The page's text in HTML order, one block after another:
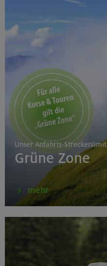
Unser Anfahrts-Streckenlimit
Grüne Zone
mehr